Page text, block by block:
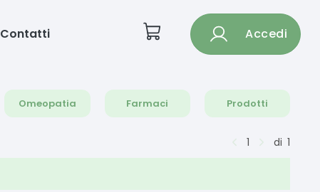
Contatti Accedi
Omeopatia Farmaci Prodotti
1 di 1